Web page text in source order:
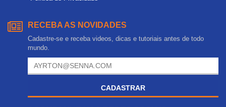
RECEBA AS NOVIDADES
Cadastre-se e receba videos, dicas e tutoriais antes de todo
mundo.
CADASTRAR